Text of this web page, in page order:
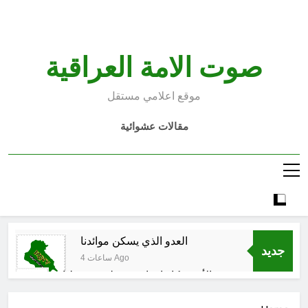
صوت الامة العراقية
موقع اعلامي مستقل
مقالات عشوائية
جديد
العدو الذي يسكن موائدنا
4 ساعات Ago
بالأمس كانوا يراهنون على سقوطنا